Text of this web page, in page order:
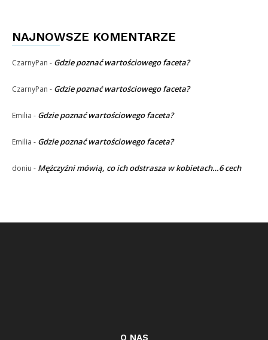
NAJNOWSZE KOMENTARZE
CzarnyPan - Gdzie poznać wartościowego faceta?
CzarnyPan - Gdzie poznać wartościowego faceta?
Emilia - Gdzie poznać wartościowego faceta?
Emilia - Gdzie poznać wartościowego faceta?
doniu - Mężczyźni mówią, co ich odstrasza w kobietach…6 cech
O NAS